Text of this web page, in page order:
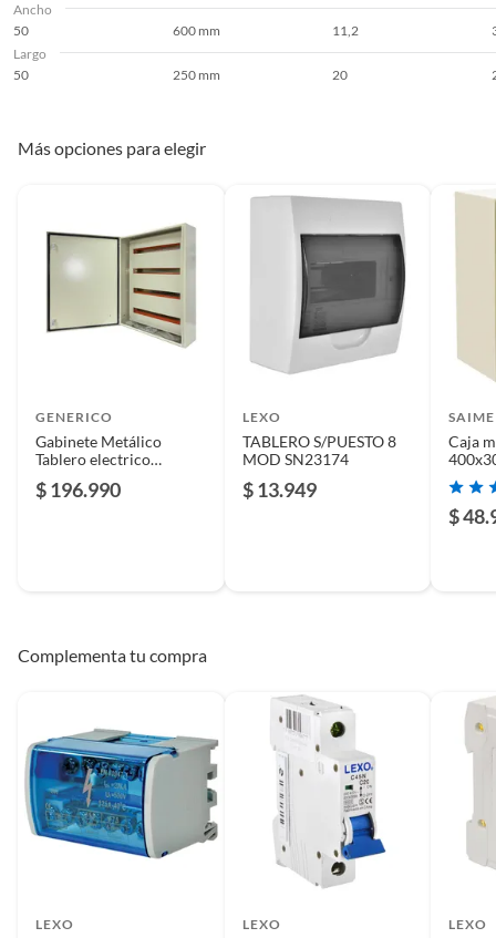
Ancho
50
600 mm 11,2
Largo
50
250 mm 20
Más opciones para elegir
GENERICO
Gabinete Metálico
Tablero electrico
puerta con Chasis
$ 196.990
LEXO
TABLERO S/PUESTO 8
MOD SN23174
$ 13.949
SAIME
Caja
$
Complementa tu compra
LEXO LEXO LEXO